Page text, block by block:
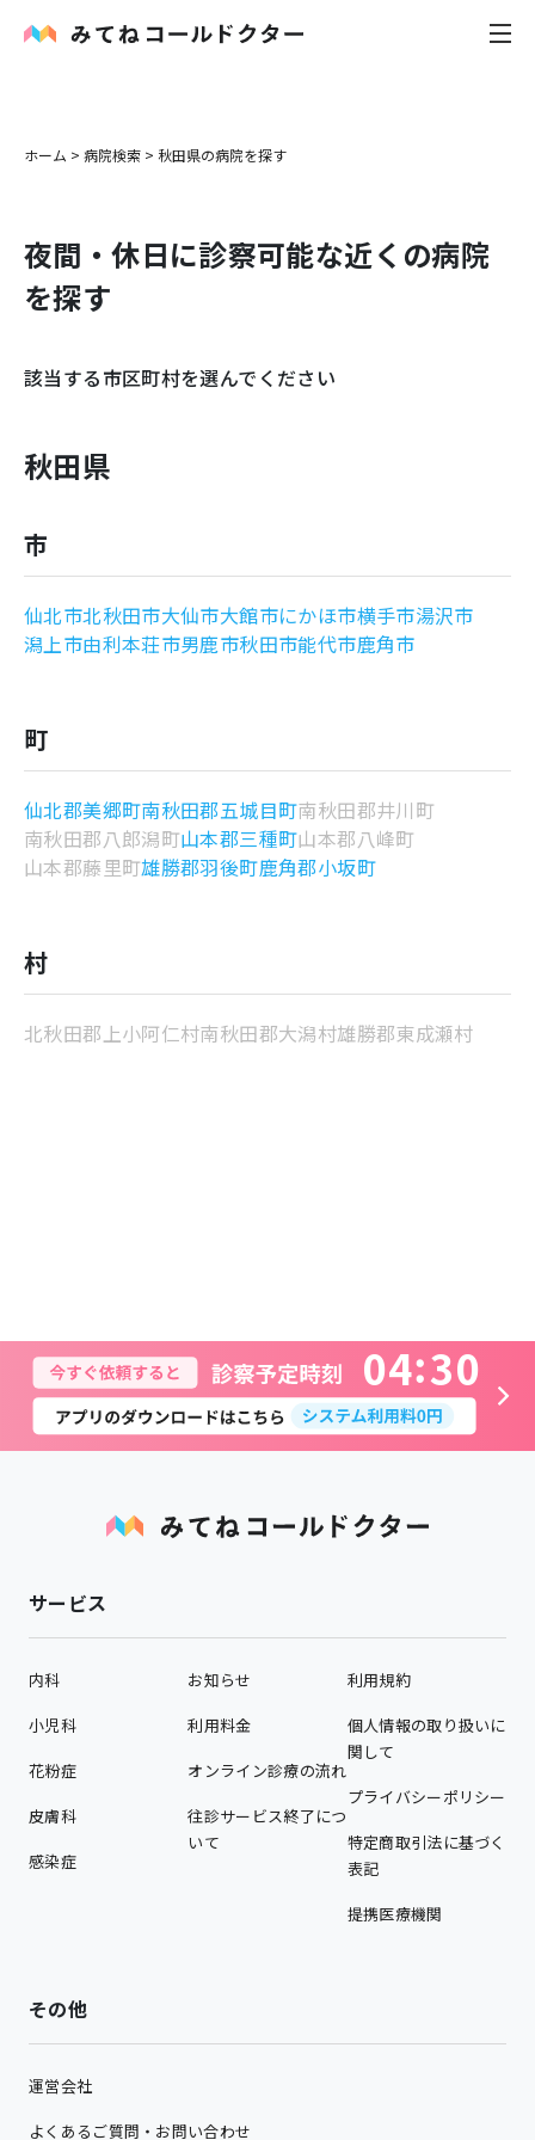
内科
花粉症
感染症
お役立ち記事
よくあるご質問
ホーム > 病院検索 > 秋田県の病院を探す
夜間・休日に診察可能な近くの病院
を探す
該当する市区町村を選んでください
秋田県
市
仙北市北秋田市大仙市大館市にかほ市横手市湯沢市
潟上市由利本荘市男鹿市秋田市能代市鹿角市
町
仙北郡美郷町南秋田郡五城目町南秋田郡井川町
南秋田郡八郎潟町山本郡三種町山本郡八峰町
山本郡藤里町雄勝郡羽後町鹿角郡小坂町
村
北秋田郡上小阿仁村南秋田郡大潟村雄勝郡東成瀬村
04 30
サービス
内科
小児科
花粉症
皮膚科
感染症
お知らせ
利用料金
オンライン診療の流れ
往診サービス終了につ
いて
利用規約
個人情報の取り扱いに
関して
プライバシーポリシー
特定商取引法に基づく
表記
提携医療機関
その他
運営会社
よくあるご質問・お問い合わせ